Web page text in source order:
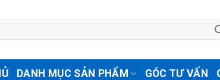
DANH MỤC SẢN PHẨM GÓC TƯ VẤN